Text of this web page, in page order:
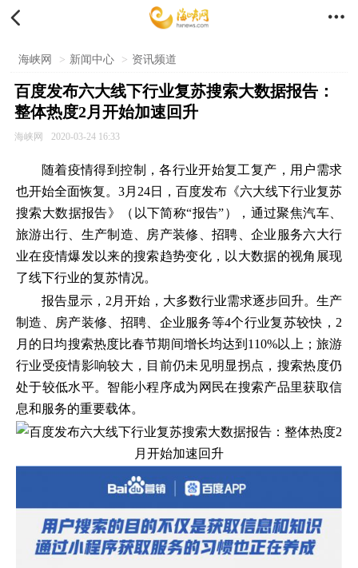
 
海峡网 > 新闻中心 > 资讯频道
百度发布六大线下行业复苏搜索大数据报告：
整体热度2月开始加速回升
海峡网 2020-03-24 16:33
随着疫情得到控制，各行业开始复工复产，用户需求
也开始全面恢复。3月24日，百度发布《六大线下行业复苏
搜索大数据报告》（以下简称“报告”），通过聚焦汽车、
旅游出行、生产制造、房产装修、招聘、企业服务六大行
业在疫情爆发以来的搜索趋势变化，以大数据的视角展现
了线下行业的复苏情况。
报告显示，2月开始，大多数行业需求逐步回升。生产
制造、房产装修、招聘、企业服务等4个行业复苏较快，2
月的日均搜索热度比春节期间增长均达到110%以上；旅游
行业受疫情影响较大，目前仍未见明显拐点，搜索热度仍
处于较低水平。智能小程序成为网民在搜索产品里获取信
息和服务的重要载体。